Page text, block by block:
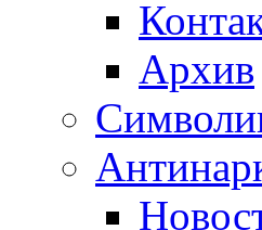
Архив